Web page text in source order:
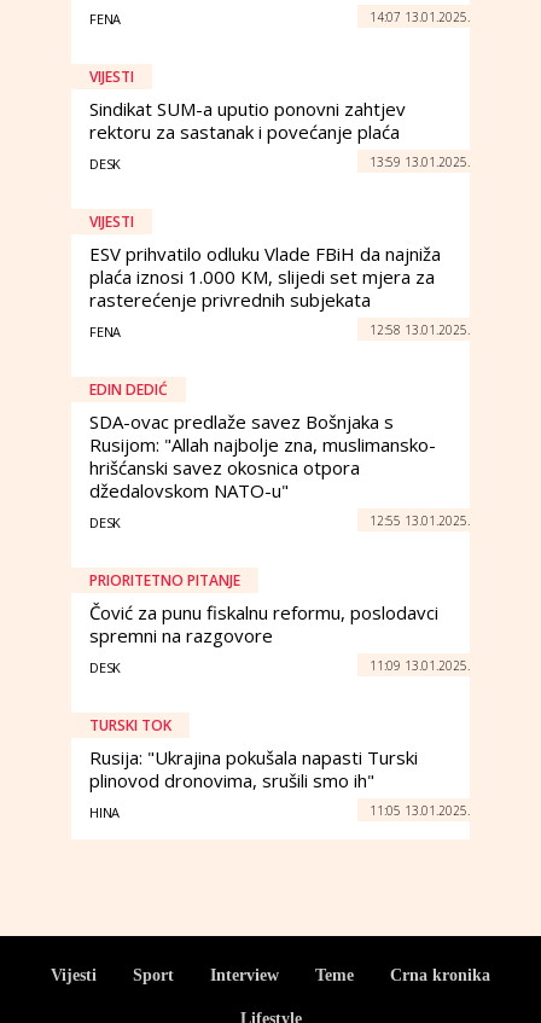
FENA 14:07 13.01.2025.
VIJESTI
Sindikat SUM-a uputio ponovni zahtjev
rektoru za sastanak i povećanje plaća
DESK 13:59 13.01.2025.
VIJESTI
ESV prihvatilo odluku Vlade FBiH da najniža
plaća iznosi 1.000 KM, slijedi set mjera za
rasterećenje privrednih subjekata
FENA 12:58 13.01.2025.
EDIN DEDIĆ
SDA-ovac predlaže savez Bošnjaka s
Rusijom: "Allah najbolje zna, muslimansko-
hrišćanski savez okosnica otpora
džedalovskom NATO-u"
DESK 12:55 13.01.2025.
PRIORITETNO PITANJE
Čović za punu fiskalnu reformu, poslodavci
spremni na razgovore
DESK 11:09 13.01.2025.
TURSKI TOK
Rusija: "Ukrajina pokušala napasti Turski
plinovod dronovima, srušili smo ih"
HINA 11:05 13.01.2025.
Vijesti Sport Interview Teme Crna kronika
Lifestyle